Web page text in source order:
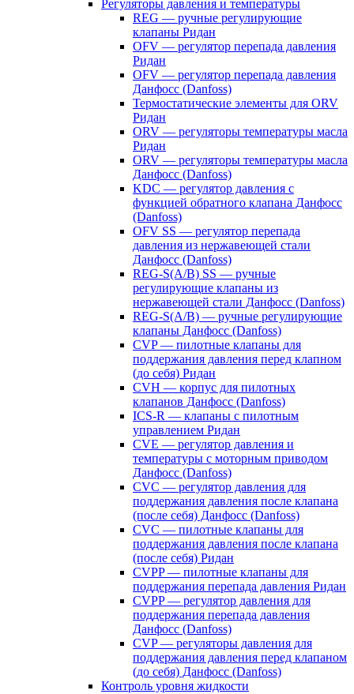
Регуляторы давления и температуры
REG — ручные регулирующие
клапаны Ридан
OFV — регулятор перепада давления
Ридан
OFV — регулятор перепада давления
Данфосс (Danfoss)
Термостатические элементы для ORV
Ридан
ORV — регуляторы температуры масла
Ридан
ORV — регуляторы температуры масла
Данфосс (Danfoss)
KDC — регулятор давления с
функцией обратного клапана Данфосс
(Danfoss)
OFV SS — регулятор перепада
давления из нержавеющей стали
Данфосс (Danfoss)
REG-S(A/B) SS — ручные
регулирующие клапаны из
нержавеющей стали Данфосс (Danfoss)
REG-S(A/B) — ручные регулирующие
клапаны Данфосс (Danfoss)
CVP — пилотные клапаны для
поддержания давления перед клапном
(до себя) Ридан
CVH — корпус для пилотных
клапанов Данфосс (Danfoss)
ICS-R — клапаны с пилотным
управлением Ридан
CVE — регулятор давления и
температуры с моторным приводом
Данфосс (Danfoss)
CVС — регулятор давления для
поддержания давления после клапана
(после себя) Данфосс (Danfoss)
CVС — пилотные клапаны для
поддержания давления после клапана
(после себя) Ридан
CVPP — пилотные клапаны для
поддержания перепада давления Ридан
CVPP — регулятор давления для
поддержания перепада давления
Данфосс (Danfoss)
CVP — регуляторы давления для
поддержания давления перед клапаном
(до себя) Данфосс (Danfoss)
Контроль уровня жидкости